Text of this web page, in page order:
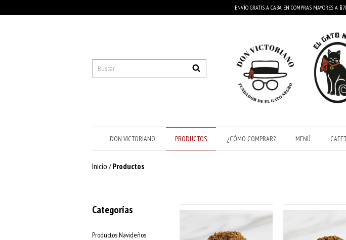
ENVÍO GRATIS A CABA EN COMPRAS MAYORES A
DON VICTORIANO PRODUCTOS ¿CÓMO COMPRAR? MENÚ
Inicio / Productos
Categorías
Productos Navideños